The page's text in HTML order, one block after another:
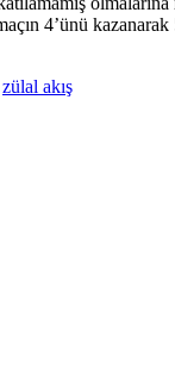
4’ünü
zülal akış